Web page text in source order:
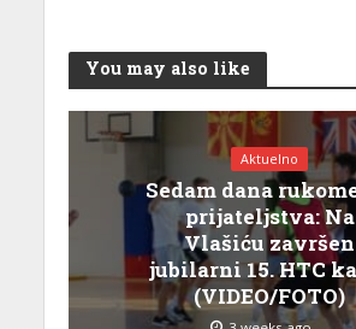
You may also like
Aktuelno
Sedam dana
prijateljstva: Na
Vlašiću završen
jubilarni 15. HTC
(VIDEO/FOTO)